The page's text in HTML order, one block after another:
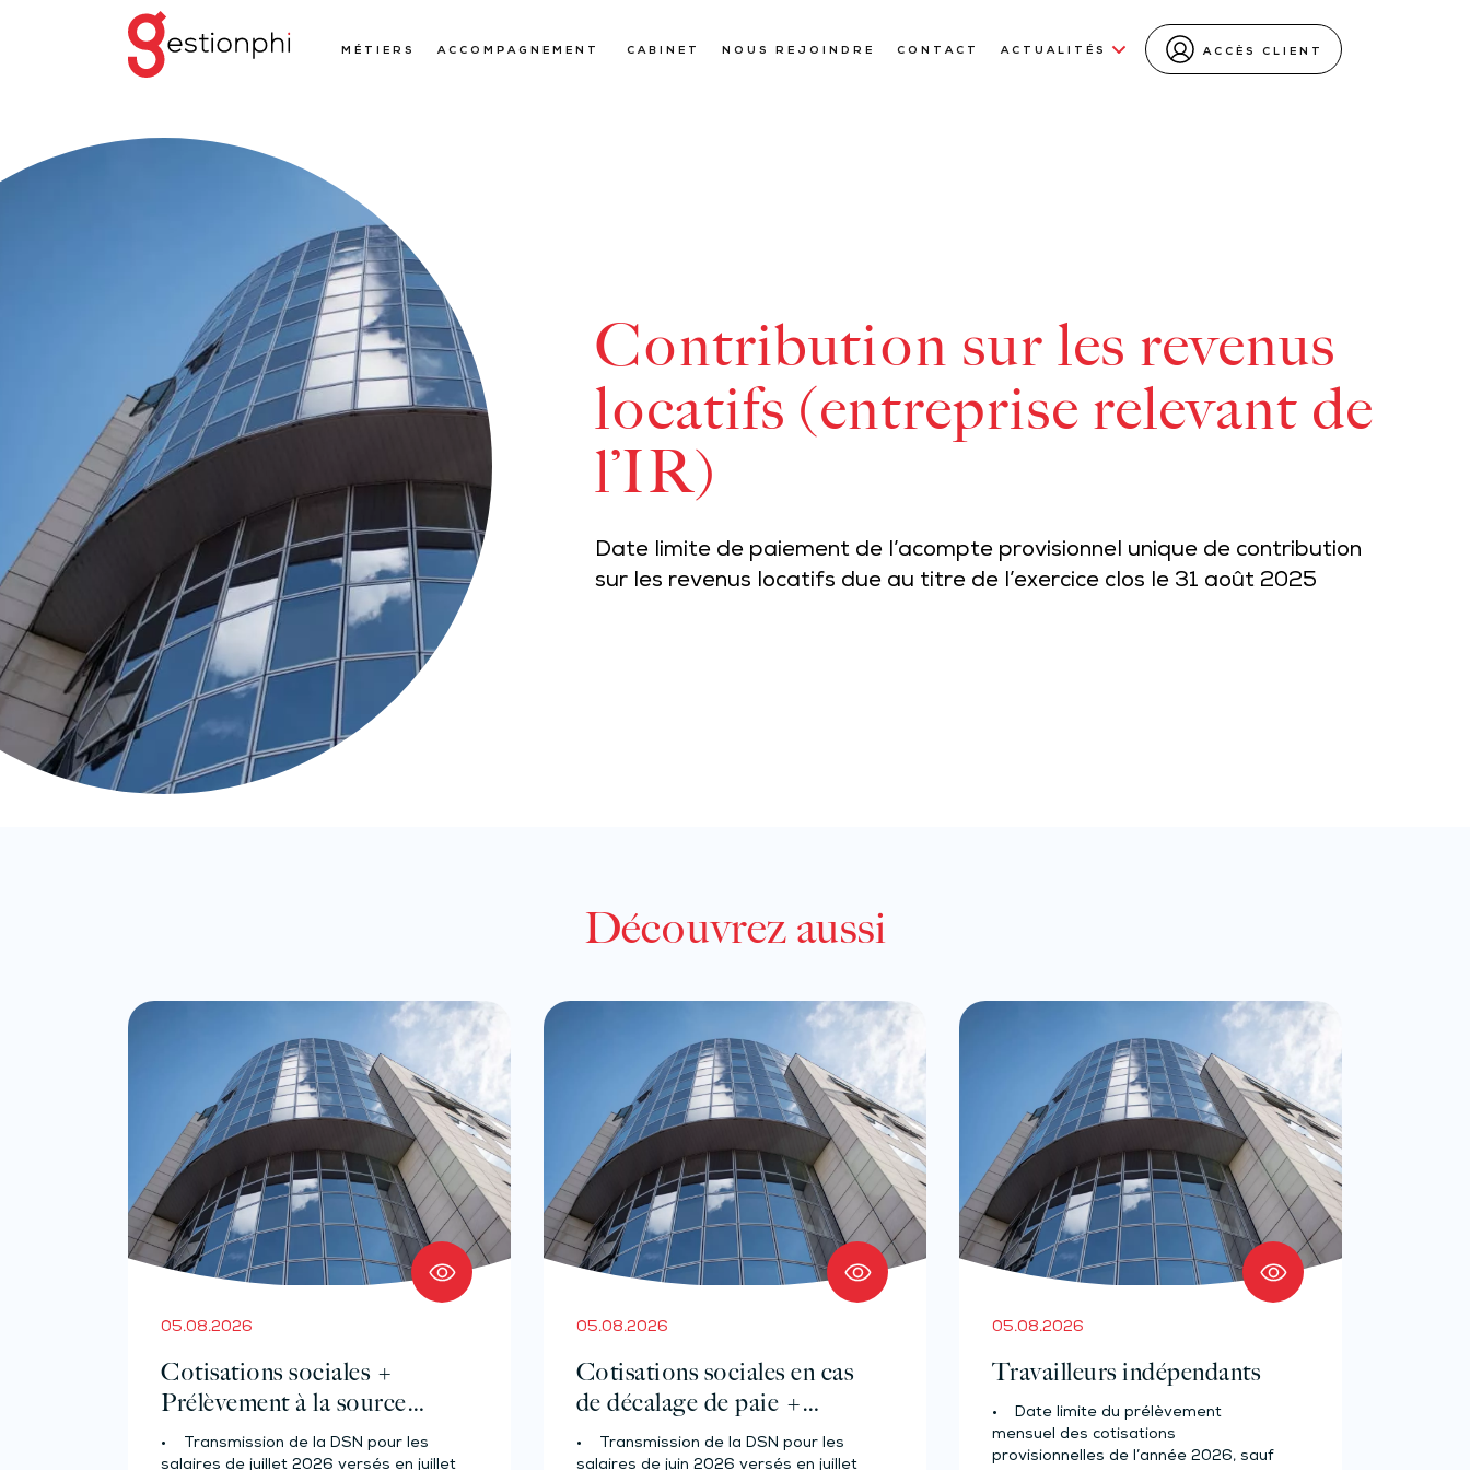
MÉTIERS ACCOMPAGNEMENT CABINET NOUS REJOINDRE CONTACT ACTUALITÉS ACCÈS CLIENT
Contribution sur les revenus
locatifs (entreprise relevant de
l’IR)
Date limite de paiement de l’acompte provisionnel unique de contribution
sur les revenus locatifs due au titre de l’exercice clos le 31 août 2025
Découvrez aussi
05.08.2026
Cotisations sociales +
Prélèvement à la source
pour les salariés et assimilés
(effectif d’au moins 50
• Transmission de la DSN pour les
salaires de juillet 2026 versés en juillet
05.08.2026
Cotisations sociales en cas
de décalage de paie +
Prélèvement à la source des
salariés et assimilés (effectif
• Transmission de la DSN pour les
salaires de juin 2026 versés en juillet
05.08.2026
Travailleurs indépendants
• Date limite du prélèvement
mensuel des cotisations
provisionnelles de l’année 2026, sauf